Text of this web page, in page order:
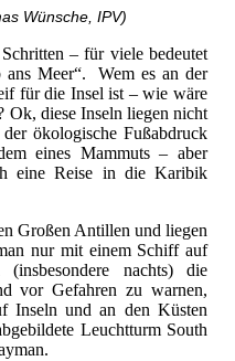
Wünsche, IPV)
– für viele bedeutet
ans Meer“. Wem es an der
für die Insel ist – wie wäre
Ok, diese Inseln liegen nicht
ökologische Fußabdruck
eines Mammuts – aber
eine Reise in die Karibik
Großen Antillen und liegen
nur mit einem Schiff auf
nachts) die
vor Gefahren zu warnen,
Inseln und an den Küsten
Leuchtturm South